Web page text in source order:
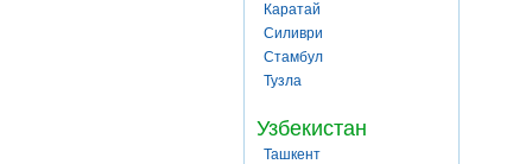
Каратай
Силиври
Стамбул
Тузла
Узбекистан
Ташкент